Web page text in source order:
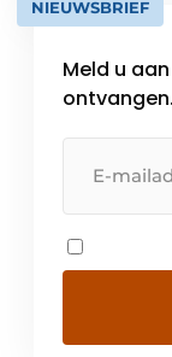
NIEUWSBRIEF
Meld u
ontvangen.